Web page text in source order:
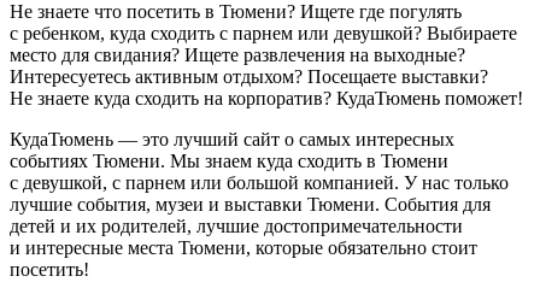
Не знаете что посетить в Тюмени? Ищете где погулять
с ребенком, куда сходить с парнем или девушкой? Выбираете
место для свидания? Ищете развлечения на выходные?
Интересуетесь активным отдыхом? Посещаете выставки?
Не знаете куда сходить на корпоратив? КудаТюмень поможет!
КудаТюмень — это лучший сайт о самых интересных
событиях Тюмени. Мы знаем куда сходить в Тюмени
с девушкой, с парнем или большой компанией. У нас только
лучшие события, музеи и выставки Тюмени. События для
детей и их родителей, лучшие достопримечательности
и интересные места Тюмени, которые обязательно стоит
посетить!